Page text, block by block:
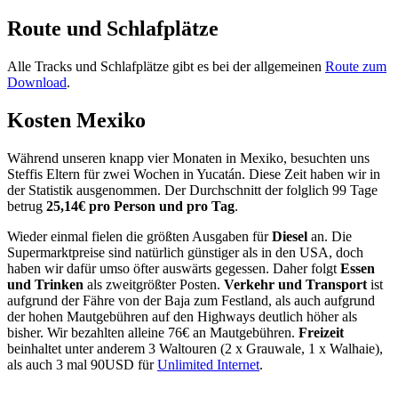
Route und Schlafplätze
Alle Tracks und Schlafplätze gibt es bei der allgemeinen Route zum
Download.
Kosten Mexiko
Während unseren knapp vier Monaten in Mexiko, besuchten uns
Steffis Eltern für zwei Wochen in Yucatán. Diese Zeit haben wir in
der Statistik ausgenommen. Der Durchschnitt der folglich 99 Tage
betrug 25,14€ pro Person und pro Tag.
Wieder einmal fielen die größten Ausgaben fürDiesel an. Die
Supermarktpreise sind natürlich günstiger als in den USA, doch
haben wir dafür umso öfter auswärts gegessen. Daher folgt Essen
und Trinken als zweitgrößter Posten. Verkehr und Transport ist
aufgrund der Fähre von der Baja zum Festland, als auch aufgrund
der hohen Mautgebühren auf den Highways deutlich höher als
bisher. Wir bezahlten alleine 76€ an Mautgebühren. Freizeit
beinhaltet unter anderem 3 Waltouren (2 x Grauwale, 1 x Walhaie),
als auch 3 mal 90USD fürUnlimited Internet.